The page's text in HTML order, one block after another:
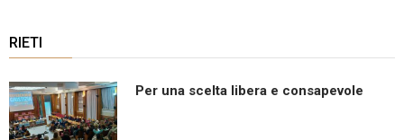
RIETI
Per una scelta libera e consapevole